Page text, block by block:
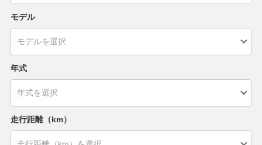
モデル
年式
走行距離（km）